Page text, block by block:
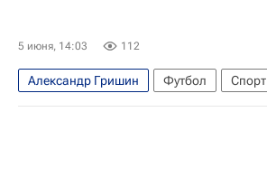
5 июня, 14:03 112
Александр Гришин Футбол
Спорт
Аргентина
Япония
Испания